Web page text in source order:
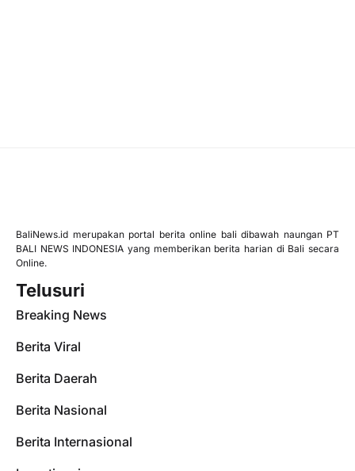
BaliNews.id merupakan portal berita online bali dibawah naungan PT
BALI NEWS INDONESIA yang memberikan berita harian di Bali secara
Online.
Telusuri
Breaking News
Berita Viral
Berita Daerah
Berita Nasional
Berita Internasional